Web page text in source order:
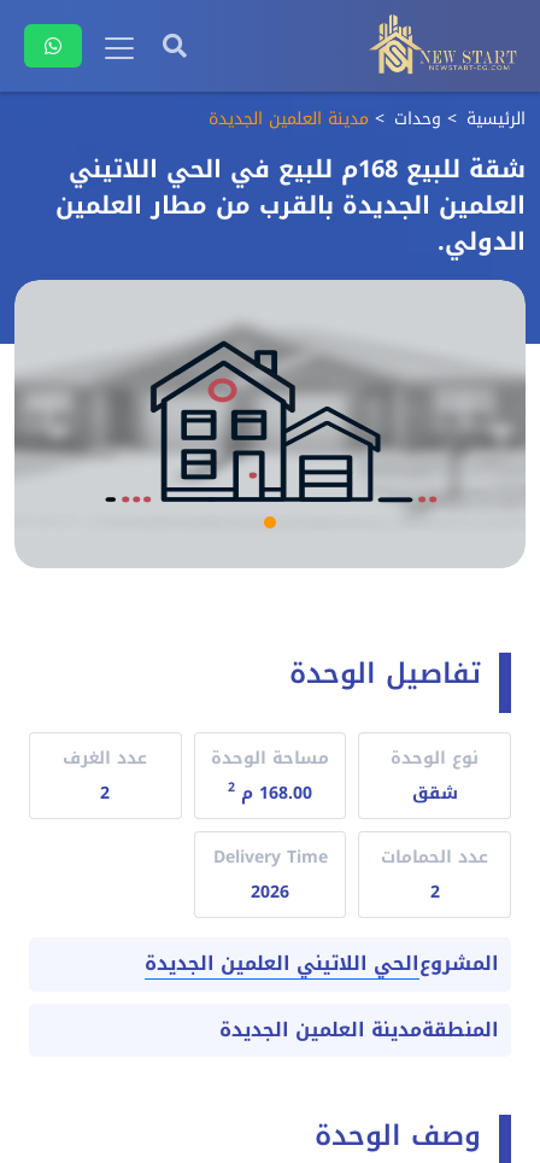
الرئيسية وحدات مدينة العلمين الجديدة
شقة للبيع 168م للبيع في الحي اللاتيني
العلمين الجديدة بالقرب من مطار العلمين
الدولي.
تفاصيل الوحدة
نوع الوحدة
شقق
مساحة الوحدة
168.00 م
2
عدد الغرف
2
عدد الحمامات
2
Delivery Time
2026
المشروعالحي اللاتيني العلمين الجديدة
المنطقةمدينة العلمين الجديدة
وصف الوحدة